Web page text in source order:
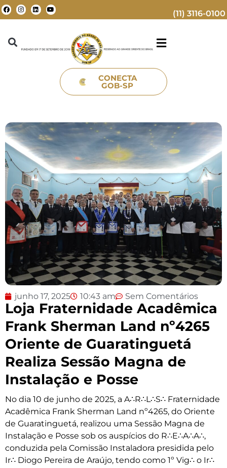
(11) 3116-0100
CONECTA
GOB-SP
junho 17, 2025 10:43 am Sem Comentários
Loja Fraternidade Acadêmica
Frank Sherman Land nº4265
Oriente de Guaratinguetá
Realiza Sessão Magna de
Instalação e Posse
No dia 10 de junho de 2025, a A∴R∴L∴S∴ Fraternidade
Acadêmica Frank Sherman Land nº4265, do Oriente
de Guaratinguetá, realizou uma Sessão Magna de
Instalação e Posse sob os auspícios do R∴E∴A∴A∴,
conduzida pela Comissão Instaladora presidida pelo
Ir∴ Diogo Pereira de Araújo, tendo como 1º Vig∴ o Ir∴